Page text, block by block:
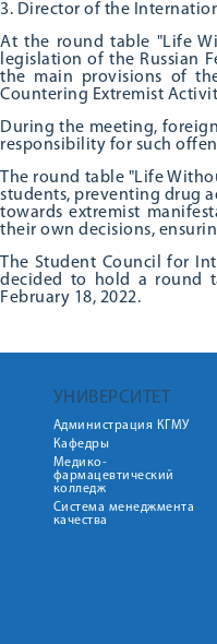
3. Director of the
At the round table "Life
legislation of the Russian
the main provisions of
Countering Extremist
During the meeting,
responsibility for such
The round table "Life
students, preventing drug
towards extremist
their own decisions,
The Student Council for
decided to hold a round
February 18, 2022.
УНИВЕРСИТЕТ
Администрация КГМУ
Кафедры
Медико-
фармацевтический
колледж
Система менеджмента
качества